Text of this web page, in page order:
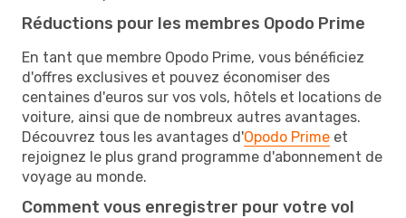
Réductions pour les membres Opodo Prime
En tant que membre Opodo Prime, vous bénéficiez
d'offres exclusives et pouvez économiser des
centaines d'euros sur vos vols, hôtels et locations de
voiture, ainsi que de nombreux autres avantages.
Découvrez tous les avantages d'Opodo Prime et
rejoignez le plus grand programme d'abonnement de
voyage au monde.
Comment vous enregistrer pour votre vol